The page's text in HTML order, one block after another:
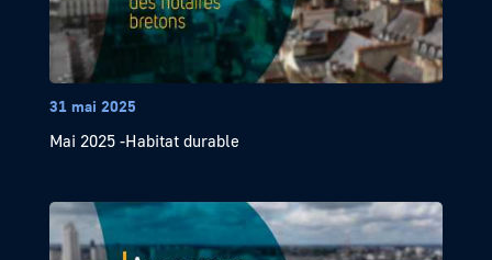
31 mai 2025
Mai 2025 -Habitat durable